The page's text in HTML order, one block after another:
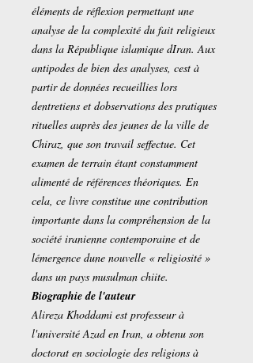
éléments de réflexion permettant une
analyse de la complexité du fait religieux
dans la République islamique dIran. Aux
antipodes de bien des analyses, cest à
partir de données recueillies lors
dentretiens et dobservations des pratiques
rituelles auprès des jeunes de la ville de
Chiraz, que son travail seffectue. Cet
examen de terrain étant constamment
alimenté de références théoriques. En
cela, ce livre constitue une contribution
importante dans la compréhension de la
société iranienne contemporaine et de
lémergence dune nouvelle « religiosité »
dans un pays musulman chiite.
Biographie de l'auteur
Alireza Khoddami est professeur à
l'université Azad en Iran, a obtenu son
doctorat en sociologie des religions à